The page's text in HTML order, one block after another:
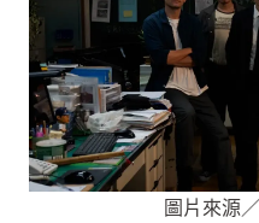
圖片來源